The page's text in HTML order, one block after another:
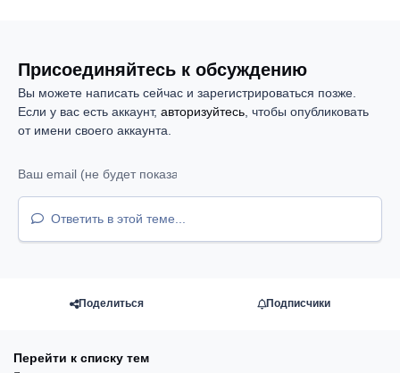
Присоединяйтесь к обсуждению
Вы можете написать сейчас и зарегистрироваться позже.
Если у вас есть аккаунт, авторизуйтесь, чтобы опубликовать
от имени своего аккаунта.
Ответить в этой теме...
Поделиться Подписчики
Перейти к списку тем